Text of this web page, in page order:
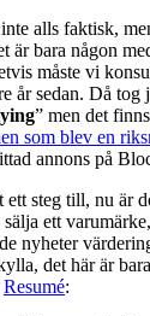
alls faktisk,
är bara någon
måste vi
år sedan. Då tog
” men det
som blev en
annons på
steg till, nu är
ett
nyheter
det här är
Resumé: